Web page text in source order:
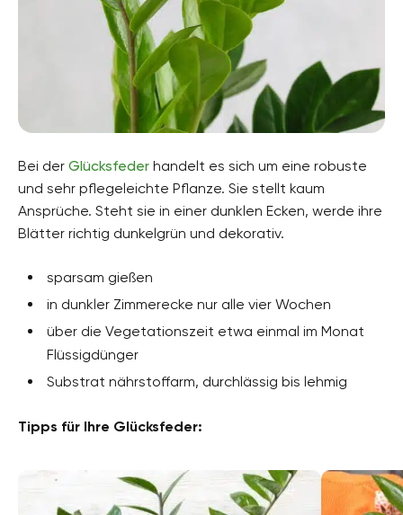
Bei der Glücksfeder handelt es sich um eine robuste
und sehr pflegeleichte Pflanze. Sie stellt kaum
Ansprüche. Steht sie in einer dunklen Ecken, werde ihre
Blätter richtig dunkelgrün und dekorativ.
sparsam gießen
in dunkler Zimmerecke nur alle vier Wochen
über die Vegetationszeit etwa einmal im Monat
Flüssigdünger
Substrat nährstoffarm, durchlässig bis lehmig
Tipps für Ihre Glücksfeder: